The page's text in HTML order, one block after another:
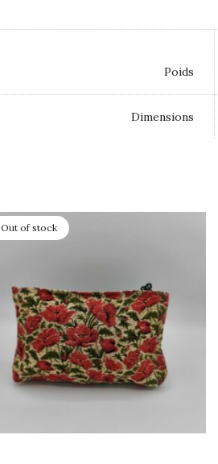
Poids
Dimensions
Out of stock